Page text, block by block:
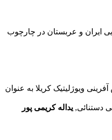
ایران و عربستان در چارچوب
ویوژلیتیک کریلا به عنوان
دستنائی, یداله کریمی پور